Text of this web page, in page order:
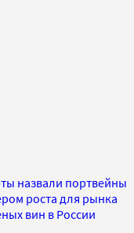
назвали портвейны
роста для рынка
вин в России